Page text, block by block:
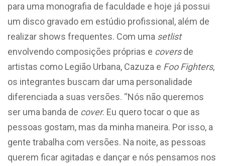
para uma monografia de faculdade e hoje já possui
um disco gravado em estúdio profissional, além de
realizar shows frequentes. Com uma setlist
envolvendo composições próprias e coversde
artistas como Legião Urbana, Cazuza e Foo Fighters,
os integrantes buscam dar uma personalidade
diferenciada a suas versões. “Nós não queremos
ser uma banda de cover. Eu quero tocar o que as
pessoas gostam, mas da minha maneira. Por isso, a
gente trabalha com versões. Na noite, as pessoas
querem ficar agitadas e dançar e nós pensamos nos